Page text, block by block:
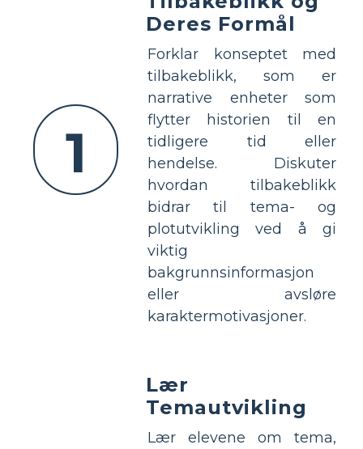
1
Deres Formål
Forklar konseptet med
tilbakeblikk, som er
narrative enheter som
flytter historien til en
tidligere tid eller
hendelse. Diskuter
hvordan tilbakeblikk
bidrar til tema- og
plotutvikling ved å gi
viktig
bakgrunnsinformasjon
eller avsløre
karaktermotivasjoner.
Lær
Temautvikling
Lær elevene om tema,